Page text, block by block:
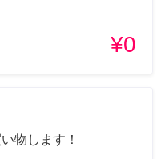
¥0
物します！